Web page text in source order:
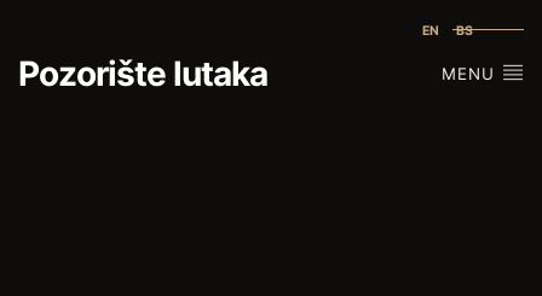
EN BS
Pozorište lutaka MENU